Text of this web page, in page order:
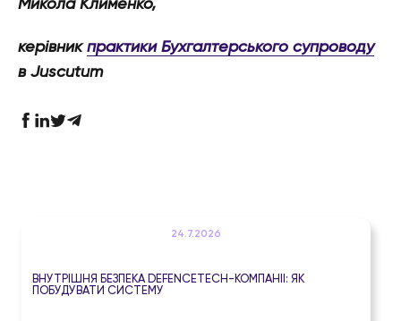
Микола Клименко,
керівникпрактики Бухгалтерського супроводу
в Juscutum
24.7.2026
ВНУТРІШНЯ БЕЗПЕКА DEFENCETECH-КОМПАНІЇ: ЯК
ПОБУДУВАТИ СИСТЕМУ